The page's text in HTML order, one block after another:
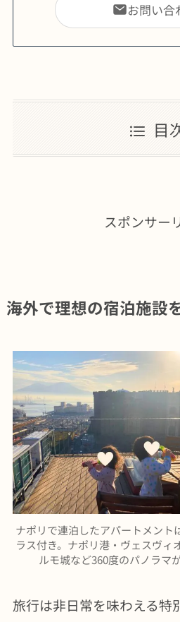
お問い合
目
スポンサー
海外で理想の宿泊施設
ナポリで連泊したアパートメント
ラス付き。ナポリ港・ヴェスヴィ
ルモ城など360度のパノラマ
旅行は非日常を味わえる特